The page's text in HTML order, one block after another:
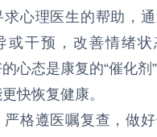
求心理医生的帮助，
或干预，改善情绪状
心态是康复的“催化剂
快恢复健康。
严格遵医嘱复查，做